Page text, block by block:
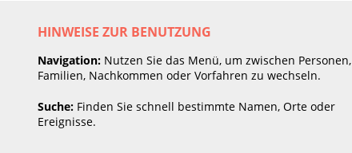
HINWEISE ZUR BENUTZUNG
Navigation: Nutzen Sie das Menü, um zwischen Personen,
Familien, Nachkommen oder Vorfahren zu wechseln.
Suche: Finden Sie schnell bestimmte Namen, Orte oder
Ereignisse.